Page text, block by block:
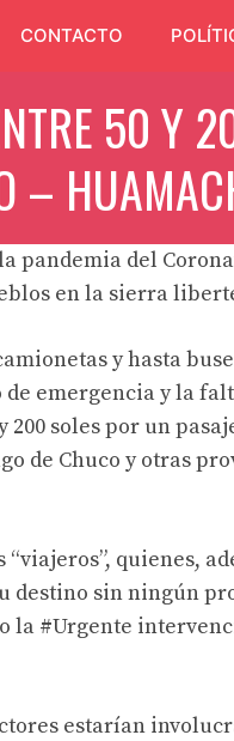
CONTACTO
50 Y
–
pandemia del
en la sierra
y hasta
emergencia y la
soles por un
de Chuco y otras
quienes,
destino sin ningún
la #Urgente
estarían